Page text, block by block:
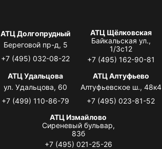
АТЦ Долгопрудный
Береговой пр-д, 5
+7 (495) 032-08-22
АТЦ Щёлковская
Байкальская ул.,
1/3с12
+7 (495) 162-90-81
АТЦ Удальцова
ул. Удальцова, 60
+7 (499) 110-86-79
АТЦ Алтуфьево
Алтуфьевское ш., 48к4
+7 (495) 023-81-52
АТЦ Измайлово
Сиреневый бульвар,
83б
+7 (495) 021-25-26